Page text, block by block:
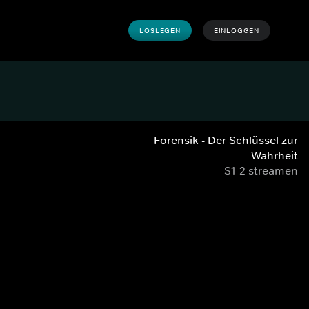
LOSLEGEN EINLOGGEN
Forensik - Der Schlüssel zur
Wahrheit
S1-2 streamen